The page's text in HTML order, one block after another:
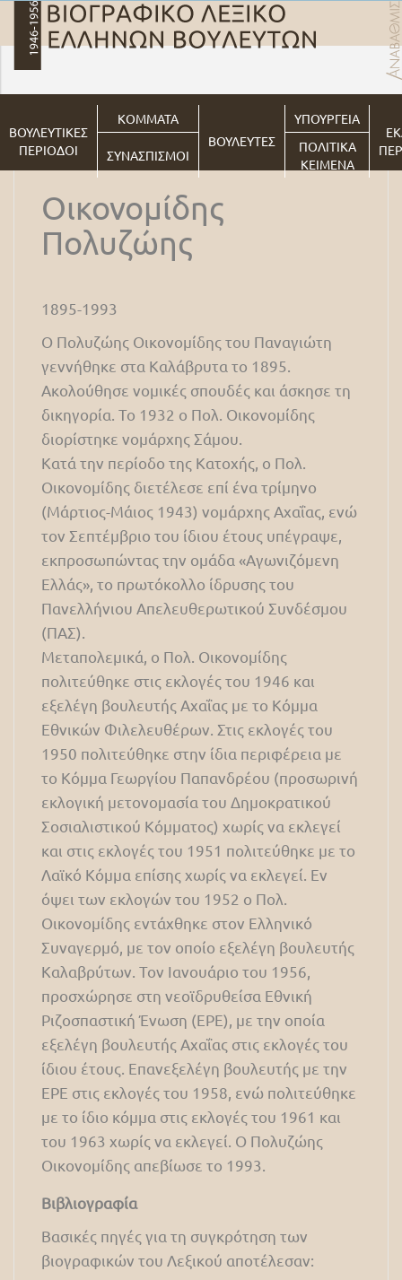
ΒΟΥΛΕΥΤΙΚΕΣ
ΠΕΡΙΟΔΟΙ
ΚΟΜΜΑΤΑ
ΒΟΥΛΕΥΤΕΣ
ΥΠΟΥΡΓΕΙΑ
ΣΥΝΑΣΠΙΣΜΟΙ
ΠΟΛΙΤΙΚΑ
ΚΕΙΜΕΝΑ
Οικονομίδης
Πολυζώης
1895-1993
Ο Πολυζώης Οικονομίδης του Παναγιώτη
γεννήθηκε στα Καλάβρυτα το 1895.
Ακολούθησε νομικές σπουδές και άσκησε τη
δικηγορία. Το 1932 ο Πολ. Οικονομίδης
διορίστηκε νομάρχης Σάμου.
Κατά την περίοδο της Κατοχής, ο Πολ.
Οικονομίδης διετέλεσε επί ένα τρίμηνο
(Μάρτιος-Μάιος 1943) νομάρχης Αχαΐας, ενώ
τον Σεπτέμβριο του ίδιου έτους υπέγραψε,
εκπροσωπώντας την ομάδα «Αγωνιζόμενη
Ελλάς», το πρωτόκολλο ίδρυσης του
Πανελλήνιου Απελευθερωτικού Συνδέσμου
(ΠΑΣ).
Μεταπολεμικά, ο Πολ. Οικονομίδης
πολιτεύθηκε στις εκλογές του 1946 και
εξελέγη βουλευτής Αχαΐας με το Κόμμα
Εθνικών Φιλελευθέρων. Στις εκλογές του
1950 πολιτεύθηκε στην ίδια περιφέρεια με
το Κόμμα Γεωργίου Παπανδρέου (προσωρινή
εκλογική μετονομασία του Δημοκρατικού
Σοσιαλιστικού Κόμματος) χωρίς να εκλεγεί
και στις εκλογές του 1951 πολιτεύθηκε με το
Λαϊκό Κόμμα επίσης χωρίς να εκλεγεί. Εν
όψει των εκλογών του 1952 ο Πολ.
Οικονομίδης εντάχθηκε στον Ελληνικό
Συναγερμό, με τον οποίο εξελέγη βουλευτής
Καλαβρύτων. Τον Ιανουάριο του 1956,
προσχώρησε στη νεοϊδρυθείσα Εθνική
Ριζοσπαστική Ένωση (ΕΡΕ), με την οποία
εξελέγη βουλευτής Αχαΐας στις εκλογές του
ίδιου έτους. Επανεξελέγη βουλευτής με την
ΕΡΕ στις εκλογές του 1958, ενώ πολιτεύθηκε
με το ίδιο κόμμα στις εκλογές του 1961 και
του 1963 χωρίς να εκλεγεί. Ο Πολυζώης
Οικονομίδης απεβίωσε το 1993.
Βιβλιογραφία
Βασικές πηγές για τη συγκρότηση των
βιογραφικών του Λεξικού αποτέλεσαν: